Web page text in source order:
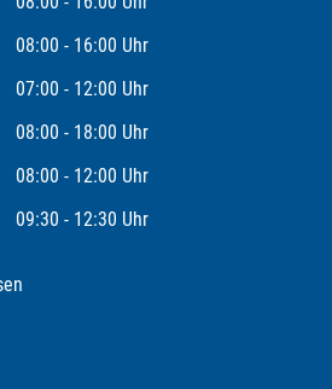
08:00 - 16:00 Uhr
07:00 - 12:00 Uhr
08:00 - 18:00 Uhr
08:00 - 12:00 Uhr
09:30 - 12:30 Uhr